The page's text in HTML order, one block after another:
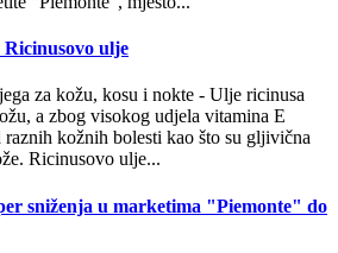
ulje
za kožu, kosu i nokte - Ulje ricinusa
a zbog visokog udjela vitamina E
raznih kožnih bolesti kao što su gljivična
Ricinusovo ulje...
sniženja u marketima "Piemonte" do